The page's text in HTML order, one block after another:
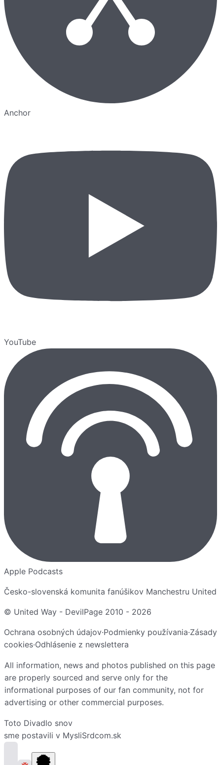
Anchor
YouTube
Apple Podcasts
Česko-slovenská komunita fanúšikov Manchestru United
© United Way - DevilPage 2010 - 2026
Ochrana osobných údajov·Podmienky používania·Zásady
cookies·Odhlásenie z newslettera
All information, news and photos published on this page
are properly sourced and serve only for the
informational purposes of our fan community, not for
advertising or other commercial purposes.
Toto Divadlo snov
sme postavili v MysliSrdcom.sk